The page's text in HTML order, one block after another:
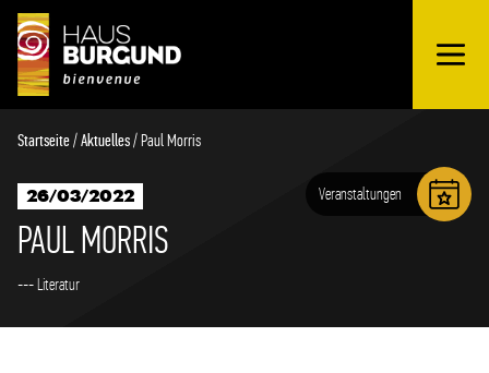
Schnellübersicht
OUVRIR
Startseite/Aktuelles/Paul Morris
Veranstaltungen
26/03/2022
PAUL MORRIS
--- Literatur